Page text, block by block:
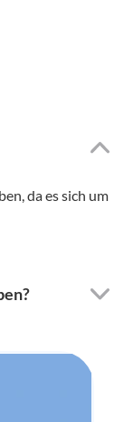
da es sich um